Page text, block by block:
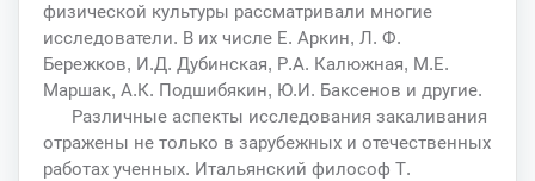
физической культуры рассматривали многие
исследователи. В их числе Е. Аркин, Л. Ф.
Бережков, И.Д. Дубинская, Р.А. Калюжная, М.Е.
Маршак, А.К. Подшибякин, Ю.И. Баксенов и другие.
Различные аспекты исследования закаливания
отражены не только в зарубежных и отечественных
работах ученных. Итальянский философ Т.